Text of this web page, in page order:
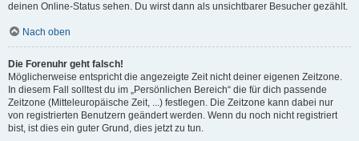
deinen Online-Status sehen. Du wirst dann als unsichtbarer Besucher gezählt.
Nach oben
Die Forenuhr geht falsch!
Möglicherweise entspricht die angezeigte Zeit nicht deiner eigenen Zeitzone.
In diesem Fall solltest du im „Persönlichen Bereich“ die für dich passende
Zeitzone (Mitteleuropäische Zeit, ...) festlegen. Die Zeitzone kann dabei nur
von registrierten Benutzern geändert werden. Wenn du noch nicht registriert
bist, ist dies ein guter Grund, dies jetzt zu tun.